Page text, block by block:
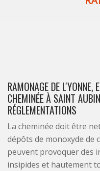
RAMONAGE DE L'YONNE,
CHEMINÉE À SAINT
RÉGLEMENTATIONS
La cheminée doit être
dépôts de monoxyde de
peuvent provoquer des
insipides et hautement